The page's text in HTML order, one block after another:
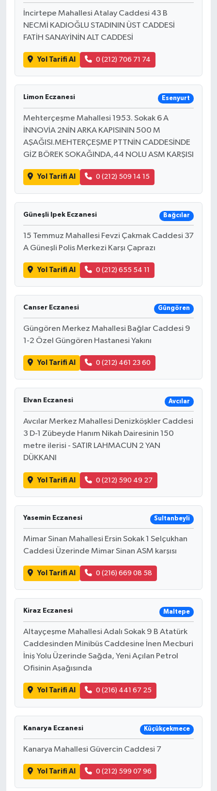
İncirtepe Mahallesi Atalay Caddesi 43 B
NECMİ KADIOĞLU STADININ ÜST CADDESİ
FATİH SANAYİNİN ALT CADDESİ
Yol Tarifi Al 0 (212) 706 71 74
Limon Eczanesi Esenyurt
Mehterçeşme Mahallesi 1953. Sokak 6 A
İNNOVİA 2NİN ARKA KAPISININ 500 M
AŞAĞISI.MEHTERÇEŞME PTTNİN CADDESİNDE
GİZ BÖREK SOKAĞINDA,44 NOLU ASM KARŞISI
Yol Tarifi Al 0 (212) 509 14 15
Güneşli Ipek Eczanesi Bağcılar
15 Temmuz Mahallesi Fevzi Çakmak Caddesi 37
A Güneşli Polis Merkezi Karşı Çaprazı
Yol Tarifi Al 0 (212) 655 54 11
Canser Eczanesi Güngören
Güngören Merkez Mahallesi Bağlar Caddesi 9
1-2 Özel Güngören Hastanesi Yakını
Yol Tarifi Al 0 (212) 461 23 60
Elvan Eczanesi Avcılar
Avcılar Merkez Mahallesi Denizköşkler Caddesi
3 D-1 Zübeyde Hanım Nikah Dairesinin 150
metre ilerisi - SATIR LAHMACUN 2 YAN
DÜKKANI
Yol Tarifi Al 0 (212) 590 49 27
Yasemin Eczanesi Sultanbeyli
Mimar Sinan Mahallesi Ersin Sokak 1 Selçukhan
Caddesi Üzerinde Mimar Sinan ASM karşısı
Yol Tarifi Al 0 (216) 669 08 58
Kiraz Eczanesi Maltepe
Altayçeşme Mahallesi Adalı Sokak 9 B Atatürk
Caddesinden Minibüs Caddesine İnen Mecburi
İniş Yolu Üzerinde Sağda, Yeni Açılan Petrol
Ofisinin Aşağısında
Yol Tarifi Al 0 (216) 441 67 25
Kanarya Eczanesi Küçükçekmece
Kanarya Mahallesi Güvercin Caddesi 7
Yol Tarifi Al 0 (212) 599 07 96